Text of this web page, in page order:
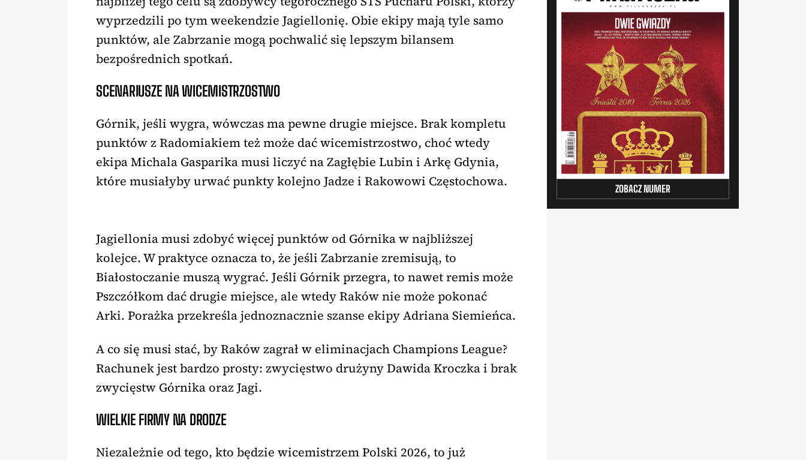
wyprzedzili po tym weekendzie Jagiellonię. Obie ekipy mają tyle samo
punktów, ale Zabrzanie mogą pochwalić się lepszym bilansem
bezpośrednich spotkań.
SCENARIUSZE NA WICEMISTRZOSTWO
Górnik, jeśli wygra, wówczas ma pewne drugie miejsce. Brak kompletu
punktów z Radomiakiem też może dać wicemistrzostwo, choć wtedy
ekipa Michala Gasparika musi liczyć na Zagłębie Lubin i Arkę Gdynia,
które musiałyby urwać punkty kolejno Jadze i Rakowowi Częstochowa.
Jagiellonia musi zdobyć więcej punktów od Górnika w najbliższej
kolejce. W praktyce oznacza to, że jeśli Zabrzanie zremisują, to
Białostoczanie muszą wygrać. Jeśli Górnik przegra, to nawet remis może
Pszczółkom dać drugie miejsce, ale wtedy Raków nie może pokonać
Arki. Porażka przekreśla jednoznacznie szanse ekipy Adriana Siemieńca.
A co się musi stać, by Raków zagrał w eliminacjach Champions League?
Rachunek jest bardzo prosty: zwycięstwo drużyny Dawida Kroczka i brak
zwycięstw Górnika oraz Jagi.
WIELKIE FIRMY NA DRODZE
Niezależnie od tego, kto będzie wicemistrzem Polski 2026, to już
ZOBACZ NUMER